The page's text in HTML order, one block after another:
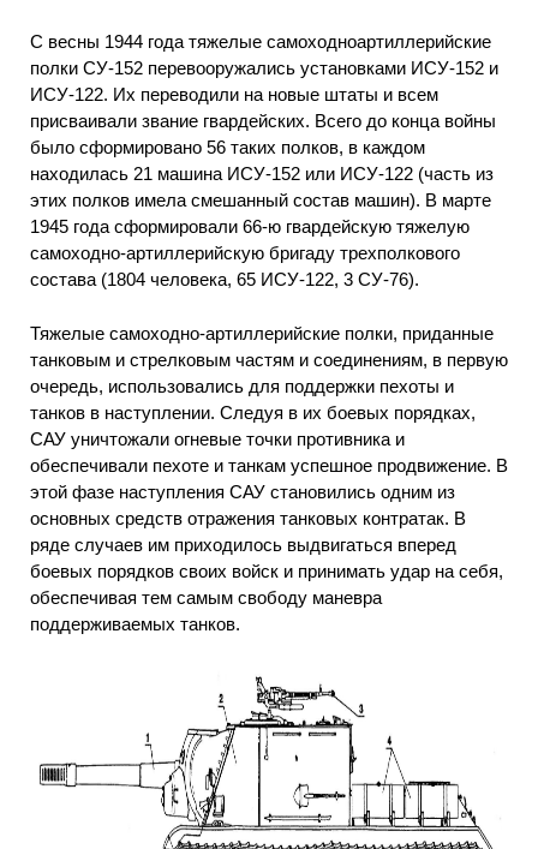
С весны 1944 года тяжелые самоходноартиллерийские
полки СУ-152 перевооружались установками ИСУ-152 и
ИСУ-122. Их переводили на новые штаты и всем
присваивали звание гвардейских. Всего до конца войны
было сформировано 56 таких полков, в каждом
находилась 21 машина ИСУ-152 или ИСУ-122 (часть из
этих полков имела смешанный состав машин). В марте
1945 года сформировали 66-ю гвардейскую тяжелую
самоходно-артиллерийскую бригаду трехполкового
состава (1804 человека, 65 ИСУ-122, 3 СУ-76).
Тяжелые самоходно-артиллерийские полки, приданные
танковым и стрелковым частям и соединениям, в первую
очередь, использовались для поддержки пехоты и
танков в наступлении. Следуя в их боевых порядках,
САУ уничтожали огневые точки противника и
обеспечивали пехоте и танкам успешное продвижение. В
этой фазе наступления САУ становились одним из
основных средств отражения танковых контратак. В
ряде случаев им приходилось выдвигаться вперед
боевых порядков своих войск и принимать удар на себя,
обеспечивая тем самым свободу маневра
поддерживаемых танков.